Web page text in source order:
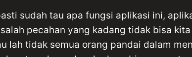
sudah tau apa fungsi aplikasi ini,
pecahan yang kadang tidak bisa
lah tidak semua orang pandai dalam